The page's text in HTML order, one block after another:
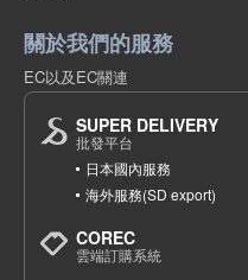
關於我們的服務
EC以及EC關連
SUPER DELIVERY
批發平台
日本國內服務
海外服務(SD export)
COREC
雲端訂購系統